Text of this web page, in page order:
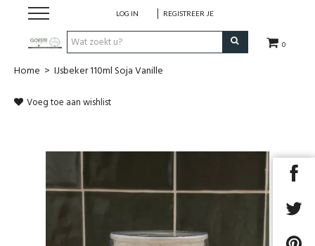
0
LOG IN REGISTREER JE
HOME
Huisgemaakt ijs
Streekwinkel
Home > IJsbeker 110ml Soja Vanille
Voeg toe aan wishlist